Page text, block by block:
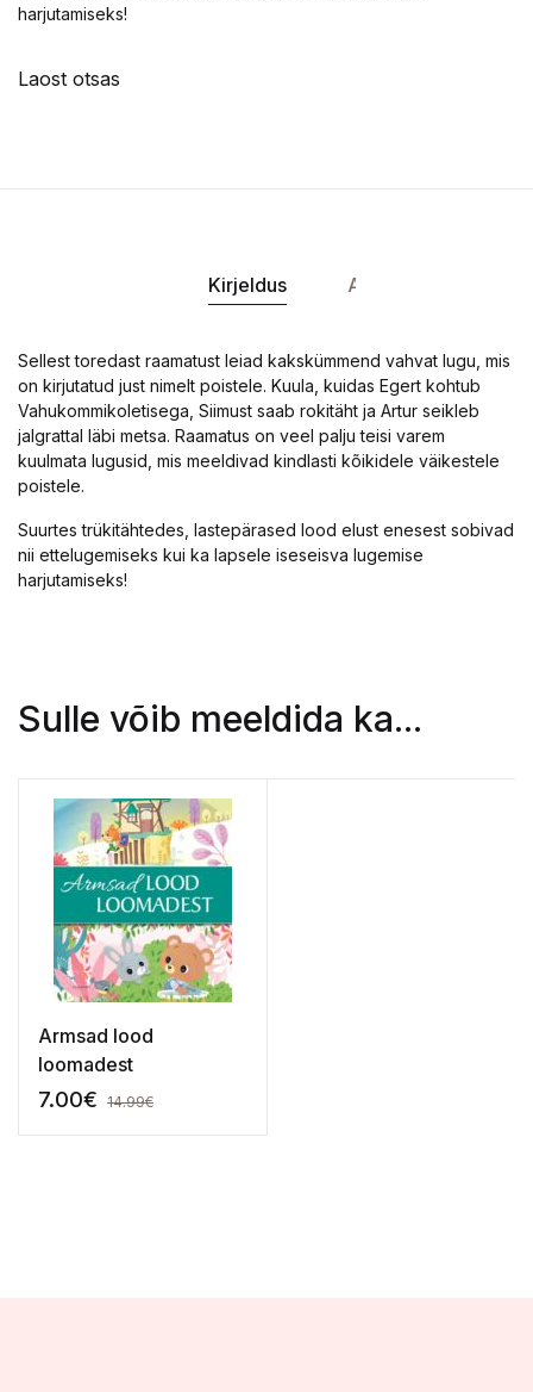
harjutamiseks!
Laost otsas
Kirjeldus Andmed
Sellest toredast raamatust leiad kakskümmend vahvat lugu, mis
on kirjutatud just nimelt poistele. Kuula, kuidas Egert kohtub
Vahukommikoletisega, Siimust saab rokitäht ja Artur seikleb
jalgrattal läbi metsa. Raamatus on veel palju teisi varem
kuulmata lugusid, mis meeldivad kindlasti kõikidele väikestele
poistele.
Suurtes trükitähtedes, lastepärased lood elust enesest sobivad
nii ettelugemiseks kui ka lapsele iseseisva lugemise
harjutamiseks!
Sulle võib meeldida ka...
Armsad lood
loomadest
7.00€ 14.99€